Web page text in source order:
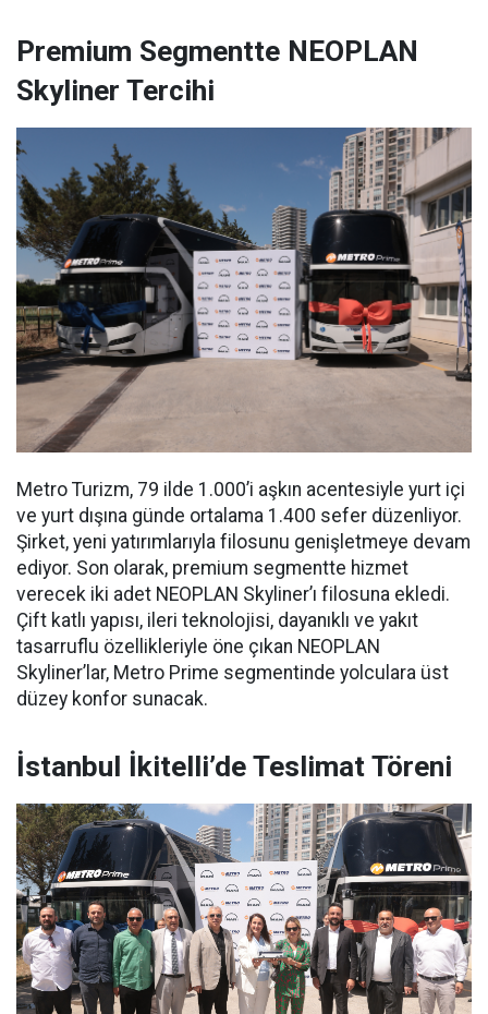
Premium Segmentte NEOPLAN
Skyliner Tercihi
Metro Turizm, 79 ilde 1.000’i aşkın acentesiyle yurt içi
ve yurt dışına günde ortalama 1.400 sefer düzenliyor.
Şirket, yeni yatırımlarıyla filosunu genişletmeye devam
ediyor. Son olarak, premium segmentte hizmet
verecek iki adet NEOPLAN Skyliner’ı filosuna ekledi.
Çift katlı yapısı, ileri teknolojisi, dayanıklı ve yakıt
tasarruflu özellikleriyle öne çıkan NEOPLAN
Skyliner’lar, Metro Prime segmentinde yolculara üst
düzey konfor sunacak.
İstanbul İkitelli’de Teslimat Töreni